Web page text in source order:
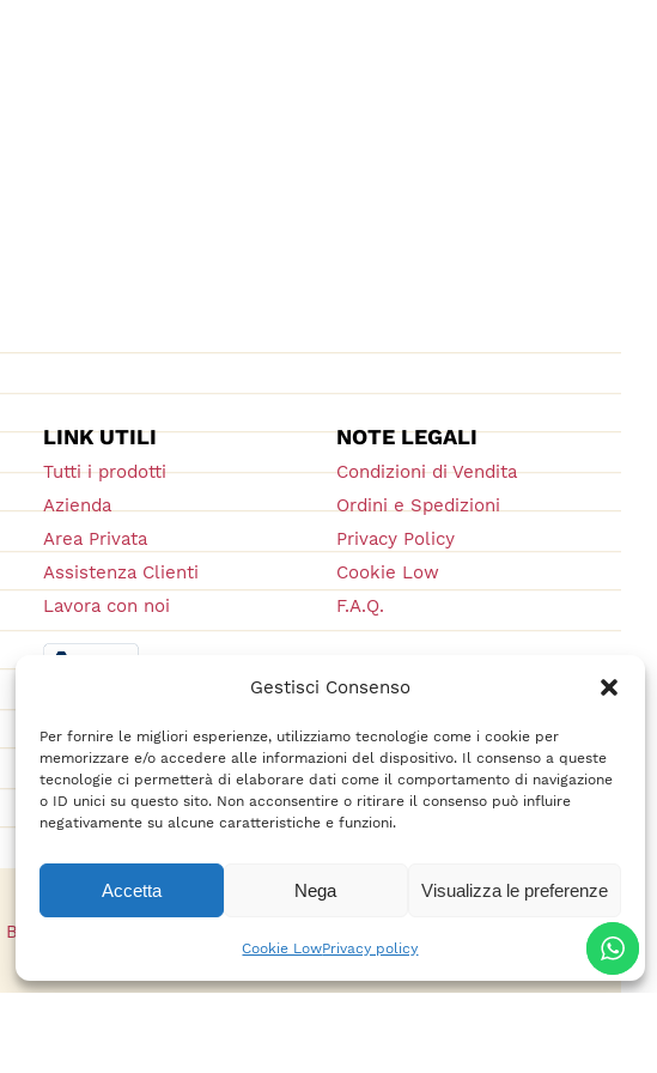
Gestisci Consenso
Per fornire le migliori esperienze, utilizziamo tecnologie come i cookie per
memorizzare e/o accedere alle informazioni del dispositivo. Il consenso a queste
tecnologie ci permetterà di elaborare dati come il comportamento di navigazione
o ID unici su questo sito. Non acconsentire o ritirare il consenso può influire
negativamente su alcune caratteristiche e funzioni.
Accetta Nega Visualizza le preferenze
Cookie LowPrivacy policy
LINK UTILI
Tutti i prodotti
Azienda
Area Privata
Assistenza Clienti
Lavora con noi
NOTE LEGALI
Condizioni di Vendita
Ordini e Spedizioni
Privacy Policy
Cookie Low
F.A.Q.
BelliFreschi